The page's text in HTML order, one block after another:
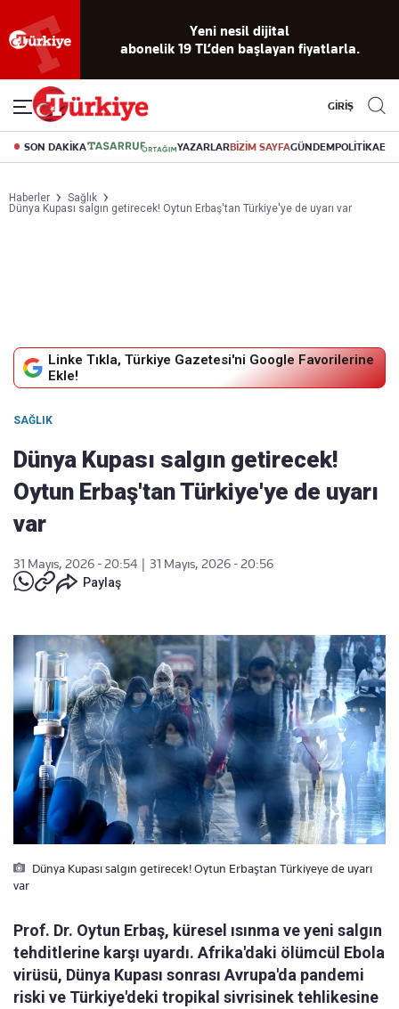
Yeni nesil dijital
abonelik 19 TL’den başlayan fiyatlarla.
GİRİŞ
SON DAKİKA YAZARLARBİZİM SAYFAGÜNDEMPOLİTİKA
Haberler
Sağlık
Dünya Kupası salgın getirecek! Oytun Erbaş'tan Türkiye'ye de uyarı var
Linke Tıkla, Türkiye Gazetesi'ni Google Favorilerine
Ekle!
SAĞLIK
Dünya Kupası salgın getirecek!
Oytun Erbaş'tan Türkiye'ye de uyarı
var
31 Mayıs, 2026 - 20:54
31 Mayıs, 2026 - 20:56
Paylaş
Dünya Kupası salgın getirecek! Oytun Erbaştan Türkiyeye de uyarı
var
Prof. Dr. Oytun Erbaş, küresel ısınma ve yeni salgın
tehditlerine karşı uyardı. Afrika'daki ölümcül Ebola
virüsü, Dünya Kupası sonrası Avrupa'da pandemi
riski ve Türkiye'deki tropikal sivrisinek tehlikesine